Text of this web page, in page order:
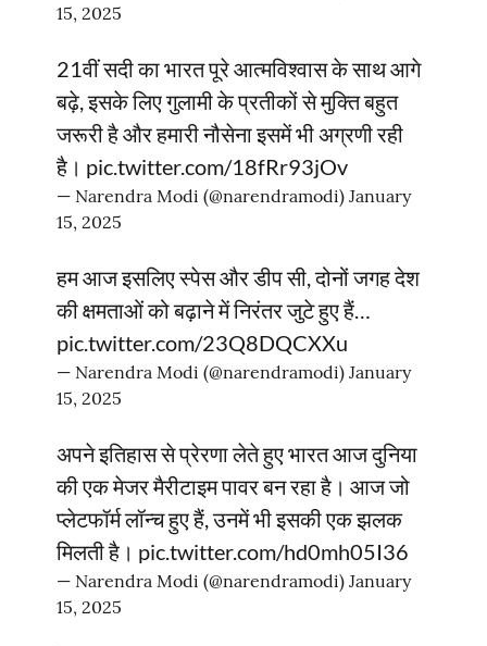
15, 2025
21वीं सदी का भारत पूरे आत्मविश्वास के साथ आगे
बढ़े, इसके लिए गुलामी के प्रतीकों से मुक्ति बहुत
जरूरी है और हमारी नौसेना इसमें भी अग्रणी रही
है। pic.twitter.com/18fRr93jOv
— Narendra Modi (@narendramodi) January
15, 2025
हम आज इसलिए स्पेस और डीप सी, दोनों जगह देश
की क्षमताओं को बढ़ाने में निरंतर जुटे हुए हैं…
pic.twitter.com/23Q8DQCXXu
— Narendra Modi (@narendramodi) January
15, 2025
अपने इतिहास से प्रेरणा लेते हुए भारत आज दुनिया
की एक मेजर मैरीटाइम पावर बन रहा है। आज जो
प्लेटफॉर्म लॉन्च हुए हैं, उनमें भी इसकी एक झलक
मिलती है। pic.twitter.com/hd0mh05I36
— Narendra Modi (@narendramodi) January
15, 2025